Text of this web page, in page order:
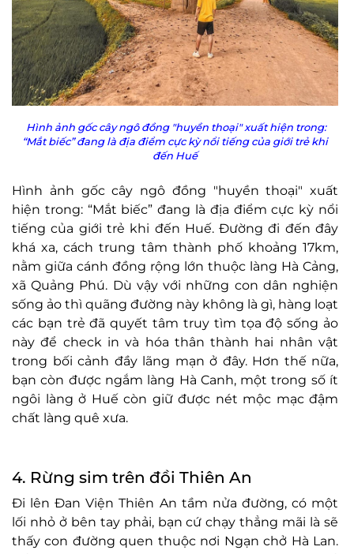
Hình ảnh gốc cây ngô đồng "huyền thoại" xuất hiện trong:
“Mắt biếc” đang là địa điểm cực kỳ nổi tiếng của giới trẻ khi
đến Huế
Hình ảnh gốc cây ngô đồng "huyền thoại" xuất
hiện trong: “Mắt biếc” đang là địa điểm cực kỳ nổi
tiếng của giới trẻ khi đến Huế. Đường đi đến đây
khá xa, cách trung tâm thành phố khoảng 17km,
nằm giữa cánh đồng rộng lớn thuộc làng Hà Cảng,
xã Quảng Phú. Dù vậy với những con dân nghiện
sống ảo thì quãng đường này không là gì, hàng loạt
các bạn trẻ đã quyết tâm truy tìm tọa độ sống ảo
này để check in và hóa thân thành hai nhân vật
trong bối cảnh đầy lãng mạn ở đây. Hơn thế nữa,
bạn còn được ngắm làng Hà Canh, một trong số ít
ngôi làng ở Huế còn giữ được nét mộc mạc đậm
chất làng quê xưa.
4. Rừng sim trên đồi Thiên An
Đi lên Đan Viện Thiên An tầm nửa đường, có một
lối nhỏ ở bên tay phải, bạn cứ chạy thẳng mãi là sẽ
thấy con đường quen thuộc nơi Ngạn chở Hà Lan.